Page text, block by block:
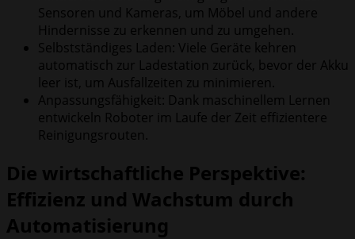
Sensoren und Kameras, um Möbel und andere
Hindernisse zu erkennen und zu umgehen.
Selbstständiges Laden: Viele Geräte kehren
automatisch zur Ladestation zurück, bevor der Akku
leer ist, um Ausfallzeiten zu minimieren.
Anpassungsfähigkeit: Dank maschinellem Lernen
entwickeln Roboter im Laufe der Zeit effizientere
Reinigungsrouten.
Die wirtschaftliche Perspektive:
Effizienz und Wachstum durch
Automatisierung